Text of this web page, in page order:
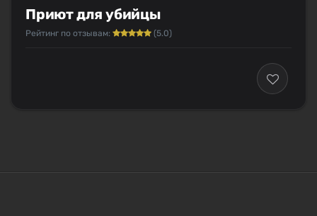
Приют для убийцы
Рейтинг по отзывам: (5.0)